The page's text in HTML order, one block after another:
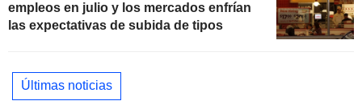
empleos en julio y los mercados enfrían
las expectativas de subida de tipos
Últimas noticias